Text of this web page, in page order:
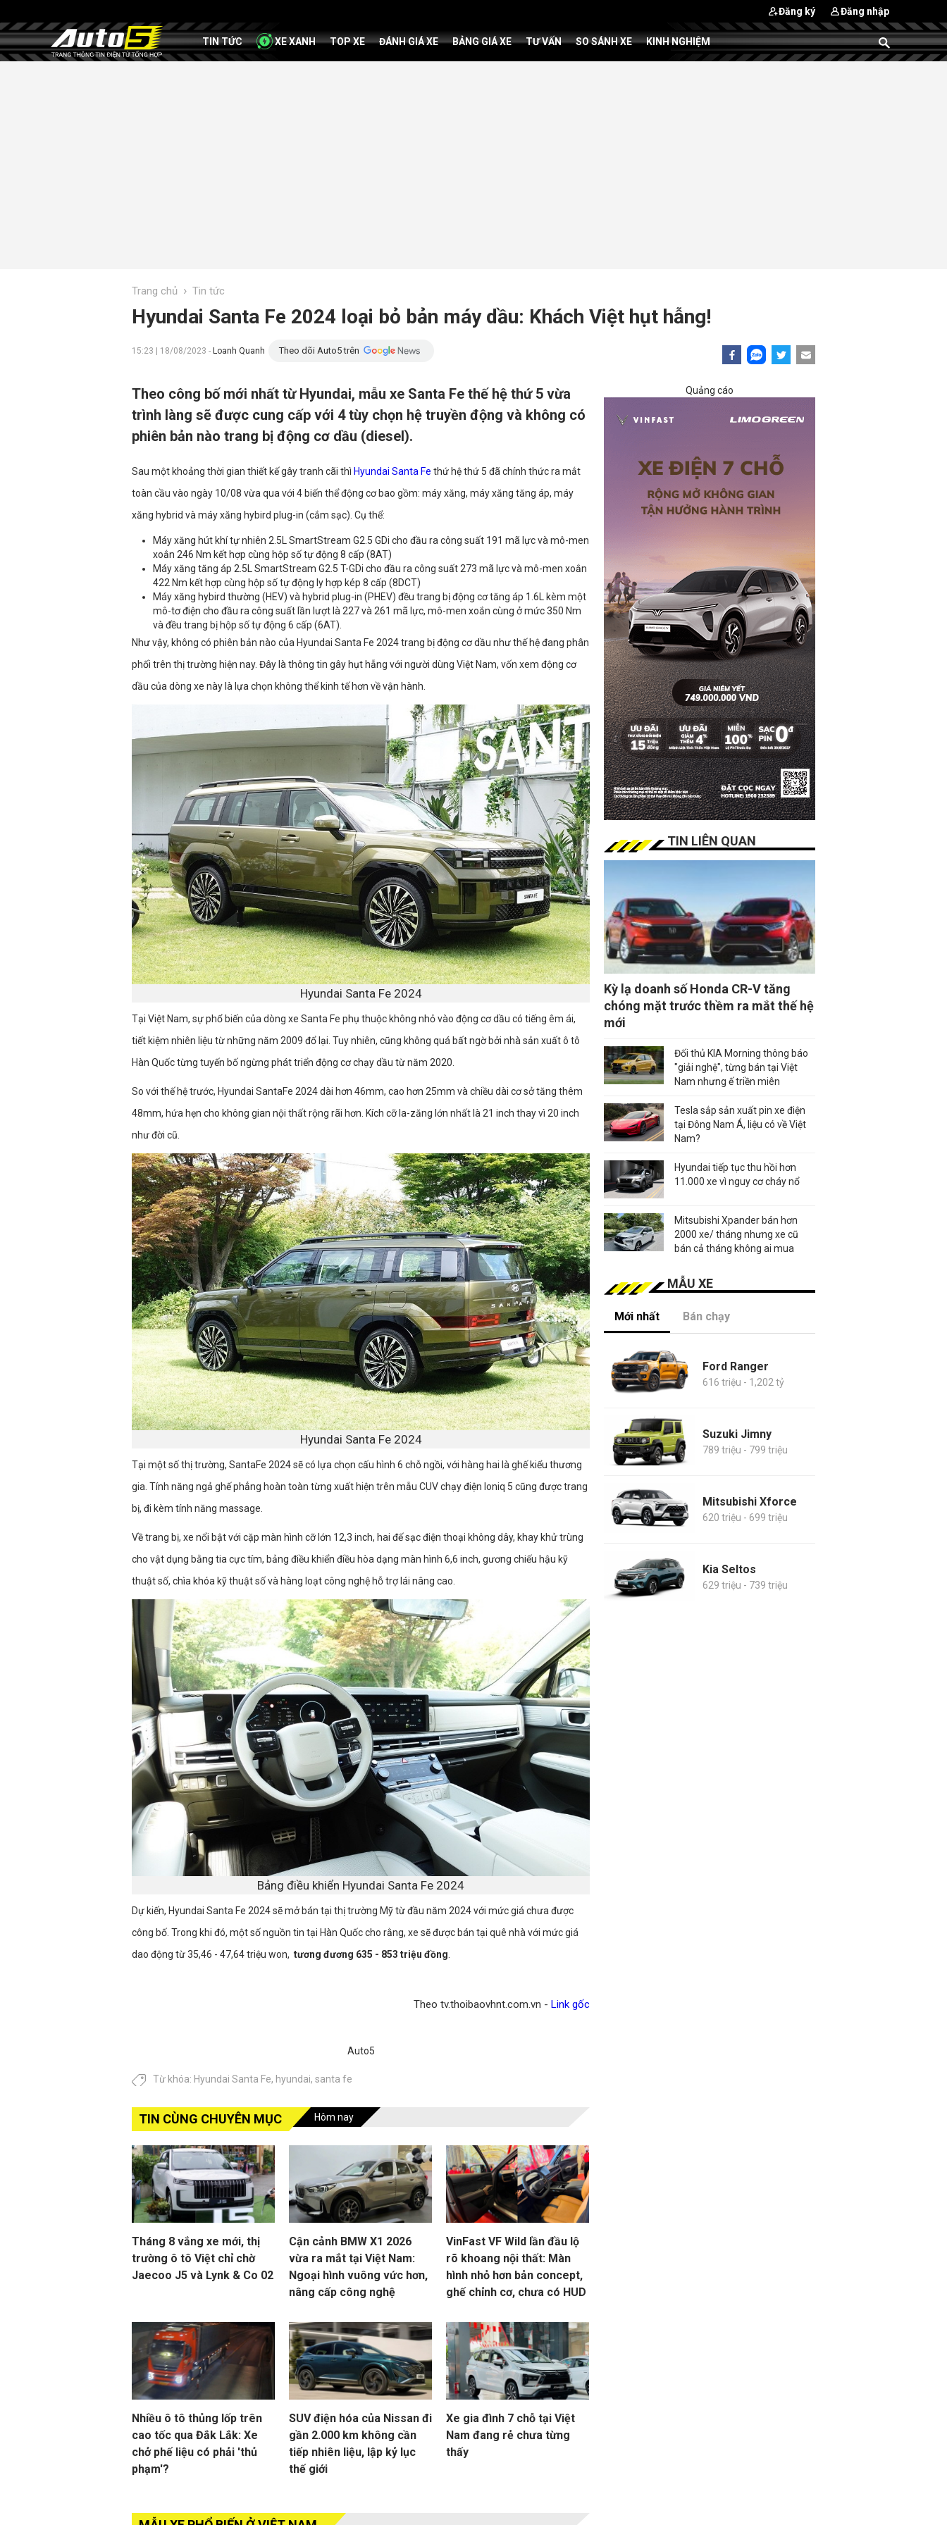
Đăng ký Đăng nhập
TIN TỨC XE XANH TOP XE ĐÁNH GIÁ XE BẢNG GIÁ XE TƯ VẤN SO SÁNH XE KINH NGHIỆM
Trang chủ › Tin tức
Hyundai Santa Fe 2024 loại bỏ bản máy dầu: Khách Việt hụt hẫng!
15:23 | 18/08/2023 - Loanh Quanh Theo dõi Auto5 trên
Theo công bố mới nhất từ Hyundai, mẫu xe Santa Fe thế hệ thứ 5 vừa
trình làng sẽ được cung cấp với 4 tùy chọn hệ truyền động và không có
phiên bản nào trang bị động cơ dầu (diesel).
Sau một khoảng thời gian thiết kế gây tranh cãi thì Hyundai Santa Fe thứ hệ thứ 5 đã chính thức ra mắt
toàn cầu vào ngày 10/08 vừa qua với 4 biến thể động cơ bao gồm: máy xăng, máy xăng tăng áp, máy
xăng hybrid và máy xăng hybird plug-in (cắm sạc). Cụ thể:
Máy xăng hút khí tự nhiên 2.5L SmartStream G2.5 GDi cho đầu ra công suất 191 mã lực và mô-men
xoắn 246 Nm kết hợp cùng hộp số tự động 8 cấp (8AT)
Máy xăng tăng áp 2.5L SmartStream G2.5 T-GDi cho đầu ra công suất 273 mã lực và mô-men xoắn
422 Nm kết hợp cùng hộp số tự động ly hợp kép 8 cấp (8DCT)
Máy xăng hybird thường (HEV) và hybrid plug-in (PHEV) đều trang bị động cơ tăng áp 1.6L kèm một
mô-tơ điện cho đầu ra công suất lần lượt là 227 và 261 mã lực, mô-men xoắn cùng ở mức 350 Nm
và đều trang bị hộp số tự động 6 cấp (6AT).
Như vậy, không có phiên bản nào của Hyundai Santa Fe 2024 trang bị động cơ dầu như thế hệ đang phân
phối trên thị trường hiện nay. Đây là thông tin gây hụt hẫng với người dùng Việt Nam, vốn xem động cơ
dầu của dòng xe này là lựa chọn không thể kinh tế hơn về vận hành.
Hyundai Santa Fe 2024
Tại Việt Nam, sự phổ biến của dòng xe Santa Fe phụ thuộc không nhỏ vào động cơ dầu có tiếng êm ái,
tiết kiệm nhiên liệu từ những năm 2009 đổ lại. Tuy nhiên, cũng không quá bất ngờ bởi nhà sản xuất ô tô
Hàn Quốc từng tuyến bố ngừng phát triển động cơ chạy dầu từ năm 2020.
So với thế hệ trước, Hyundai SantaFe 2024 dài hơn 46mm, cao hơn 25mm và chiều dài cơ sở tăng thêm
48mm, hứa hẹn cho không gian nội thất rộng rãi hơn. Kích cỡ la-zăng lớn nhất là 21 inch thay vì 20 inch
như đời cũ.
Hyundai Santa Fe 2024
Tại một số thị trường, SantaFe 2024 sẽ có lựa chọn cấu hình 6 chỗ ngồi, với hàng hai là ghế kiểu thương
gia. Tính năng ngả ghế phẳng hoàn toàn từng xuất hiện trên mẫu CUV chạy điện Ioniq 5 cũng được trang
bị, đi kèm tính năng massage.
Về trang bị, xe nổi bật với cặp màn hình cỡ lớn 12,3 inch, hai đế sạc điện thoại không dây, khay khử trùng
cho vật dụng bằng tia cực tím, bảng điều khiển điều hòa dạng màn hình 6,6 inch, gương chiếu hậu kỹ
thuật số, chìa khóa kỹ thuật số và hàng loạt công nghệ hỗ trợ lái nâng cao.
Bảng điều khiển Hyundai Santa Fe 2024
Dự kiến, Hyundai Santa Fe 2024 sẽ mở bán tại thị trường Mỹ từ đầu năm 2024 với mức giá chưa được
công bố. Trong khi đó, một số nguồn tin tại Hàn Quốc cho rằng, xe sẽ được bán tại quê nhà với mức giá
dao động từ 35,46 - 47,64 triệu won, tương đương 635 - 853 triệu đồng
Theo tv.thoibaovhnt.com.vn - Link gốc
Auto5
Từ khóa: Hyundai Santa Fe, hyundai, santa fe
TIN CÙNG CHUYÊN MỤC Hôm nay
Tháng 8 vắng xe mới, thị
trường ô tô Việt chỉ chờ
Jaecoo J5 và Lynk & Co 02
Cận cảnh BMW X1 2026
vừa ra mắt tại Việt Nam:
Ngoại hình vuông vức hơn,
nâng cấp công nghệ
VinFast VF Wild lần đầu lộ
rõ khoang nội thất: Màn
hình nhỏ hơn bản concept,
ghế chỉnh cơ, chưa có HUD
Nhiều ô tô thủng lốp trên
cao tốc qua Đắk Lắk: Xe
chở phế liệu có phải 'thủ
phạm'?
SUV điện hóa của Nissan đi
gần 2.000 km không cần
tiếp nhiên liệu, lập kỷ lục
thế giới
Xe gia đình 7 chỗ tại Việt
Nam đang rẻ chưa từng
thấy
Quảng cáo
TIN LIÊN QUAN
Kỳ lạ doanh số Honda CR-V tăng
chóng mặt trước thềm ra mắt thế hệ
mới
Đối thủ KIA Morning thông báo
"giải nghệ", từng bán tại Việt
Nam nhưng ế triền miên
Tesla sắp sản xuất pin xe điện
tại Đông Nam Á, liệu có về Việt
Nam?
Hyundai tiếp tục thu hồi hơn
11.000 xe vì nguy cơ cháy nổ
Mitsubishi Xpander bán hơn
2000 xe/ tháng nhưng xe cũ
bán cả tháng không ai mua
MẪU XE
Mới nhất Bán chạy
Ford Ranger
616 triệu - 1,202 tỷ
Suzuki Jimny
789 triệu - 799 triệu
Mitsubishi Xforce
620 triệu - 699 triệu
Kia Seltos
629 triệu - 739 triệu